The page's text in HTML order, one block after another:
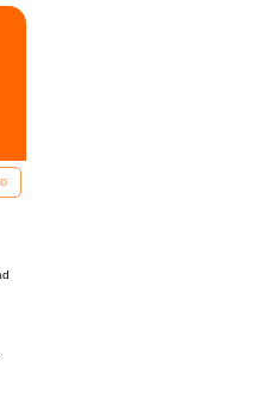
+49(0)3322 - 400038